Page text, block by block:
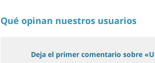
Qué opinan nuestros usuarios
Deja el primer comentario sobre